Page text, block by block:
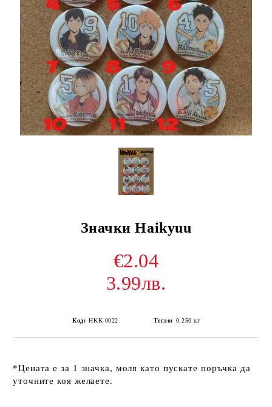
Значки Haikyuu
€2.04
3.99лв.
Код: HKK-0022 Тегло: 0.250 кг
*Цената е за 1 значка, моля като пускате поръчка да
уточните коя желаете.